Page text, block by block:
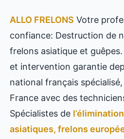
ALLO FRELONS Votre
confiance: Destruction de
frelons asiatique et
et intervention garantie
national français
France avec des
Spécialistes de
asiatiques, frelons